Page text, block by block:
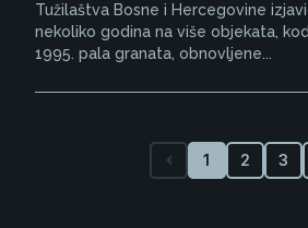
Tužilaštva Bosne i Hercegovine
nekoliko godina na više objekata,
1995. pala granata, obnovljene...
1 2 3